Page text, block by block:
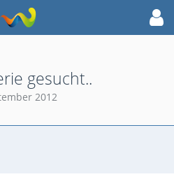
gesucht..
2012